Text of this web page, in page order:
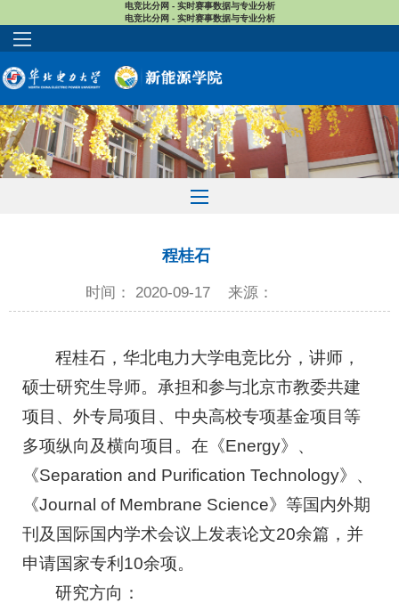
电竞比分网 - 实时赛事数据与专业分析
电竞比分网 - 实时赛事数据与专业分析
程桂石
时间： 2020-09-17 来源：
程桂石，华北电力大学电竞比分，讲师，
硕士研究生导师。承担和参与北京市教委共建
项目、外专局项目、中央高校专项基金项目等
多项纵向及横向项目。在《Energy》、
《Separation and Purification Technology》、
《Journal of Membrane Science》等国内外期
刊及国际国内学术会议上发表论文20余篇，并
申请国家专利10余项。
研究方向：